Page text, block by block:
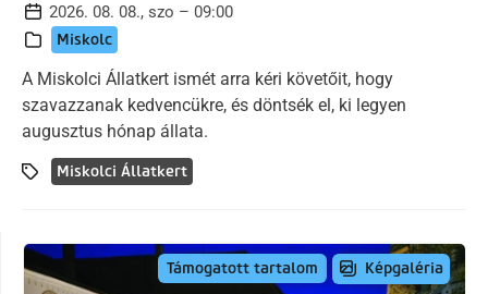
2026. 08. 08., szo – 09:00
Miskolc
A Miskolci Állatkert ismét arra kéri követőit, hogy
szavazzanak kedvencükre, és döntsék el, ki legyen
augusztus hónap állata.
Miskolci Állatkert
Támogatott tartalom Képgaléria